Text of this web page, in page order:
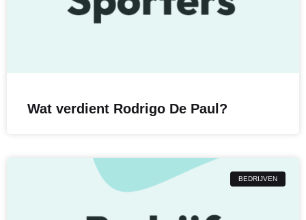
Wat verdient Rodrigo De Paul?
BEDRIJVEN